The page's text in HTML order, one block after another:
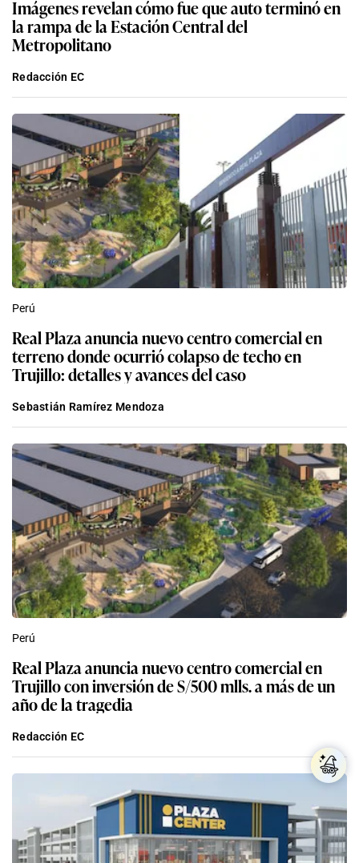
Imágenes revelan cómo fue que auto terminó en
la rampa de la Estación Central del
Metropolitano
Redacción EC
Perú
Real Plaza anuncia nuevo centro comercial en
terreno donde ocurrió colapso de techo en
Trujillo: detalles y avances del caso
Sebastián Ramírez Mendoza
Perú
Real Plaza anuncia nuevo centro comercial en
Trujillo con inversión de S/500 mlls. a más de un
año de la tragedia
Redacción EC